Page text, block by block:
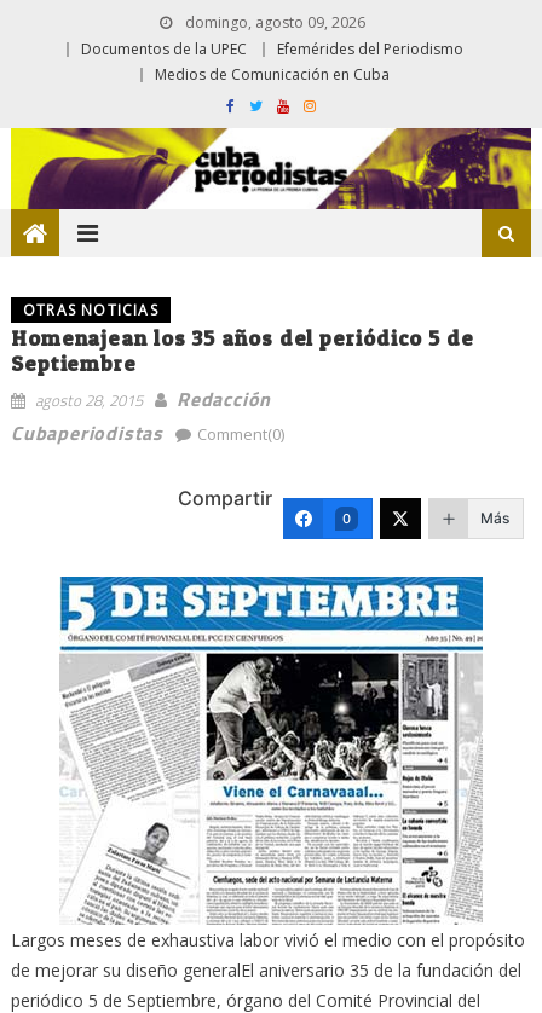
domingo, agosto 09, 2026
Documentos de la UPEC
Efemérides del Periodismo
Medios de Comunicación en Cuba
OTRAS NOTICIAS
Homenajean los 35 años del periódico 5 de
Septiembre
agosto 28, 2015
Redacción
Cubaperiodistas
Comment(0)
Compartir
0 Más
Largos meses de exhaustiva labor vivió el medio con el propósito
de mejorar su diseño generalEl aniversario 35 de la fundación del
periódico 5 de Septiembre, órgano del Comité Provincial del